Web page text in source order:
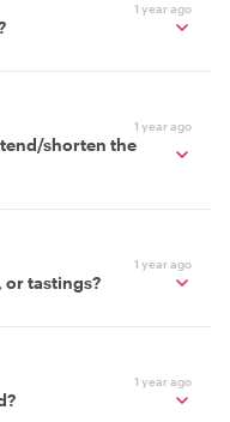
1 year ago
1 year ago
shorten the
1 year ago
or tastings?
1 year ago